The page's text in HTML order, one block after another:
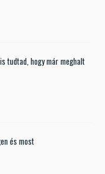
tudtad, hogy már meghalt
és most